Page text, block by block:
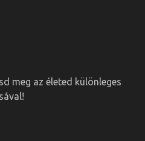
meg az életed különleges